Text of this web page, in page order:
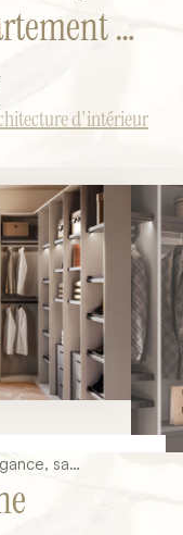
T3
d'intérieur
sa
une chambre
un espace de